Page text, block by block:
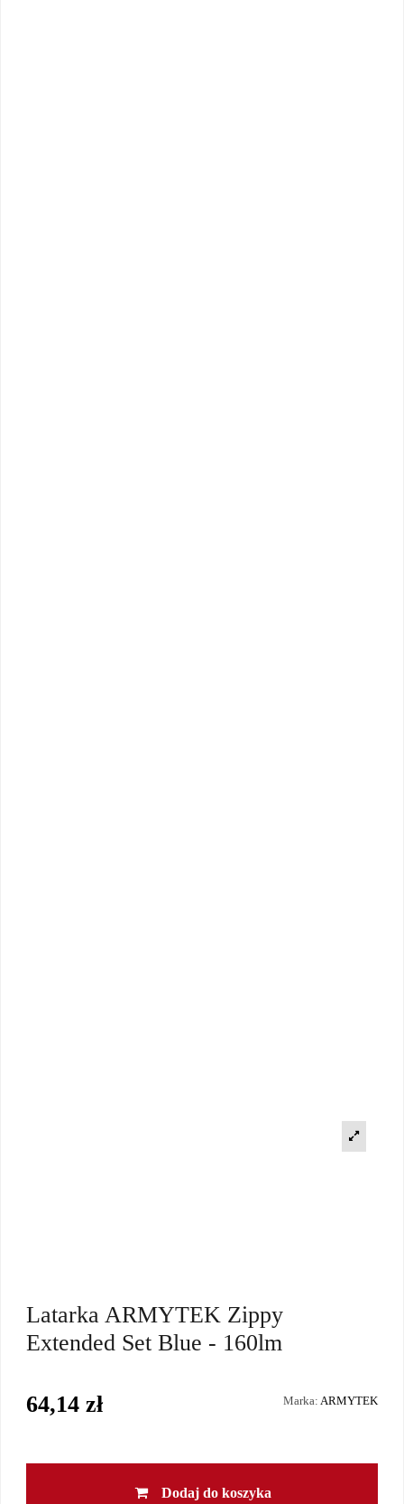
Latarka ARMYTEK Zippy
Extended Set Blue - 160lm
Marka: ARMYTEK
64,14 zł
Dodaj do koszyka